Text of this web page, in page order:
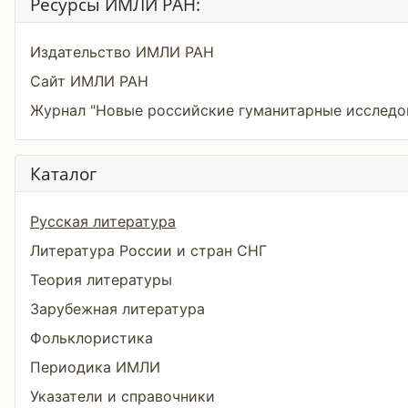
Издательство ИМЛИ РАН
Сайт ИМЛИ РАН
Журнал "Новые российские гуманитарные
Каталог
Русская литература
Литература России и стран СНГ
Теория литературы
Зарубежная литература
Фольклористика
Периодика ИМЛИ
Указатели и справочники